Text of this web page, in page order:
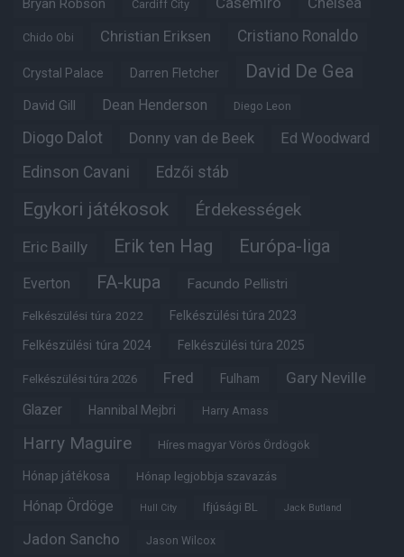
Cardiff City
Chido Obi Christian Eriksen Cristiano Ronaldo
Crystal Palace Darren Fletcher David De Gea
David Gill Dean Henderson Diego Leon
Diogo Dalot Donny van de Beek Ed Woodward
Edinson Cavani Edzői stáb
Egykori játékosok Érdekességek
Eric Bailly Erik ten Hag Európa-liga
Everton FA-kupa Facundo Pellistri
Felkészülési túra 2022 Felkészülési túra 2023
Felkészülési túra 2024 Felkészülési túra 2025
Felkészülési túra 2026 Fred Fulham Gary Neville
Glazer Hannibal Mejbri Harry Amass
Harry Maguire Híres magyar Vörös Ördögök
Hónap játékosa Hónap legjobbja szavazás
Hónap Ördöge Hull City Ifjúsági BL Jack Butland
Jadon Sancho Jason Wilcox